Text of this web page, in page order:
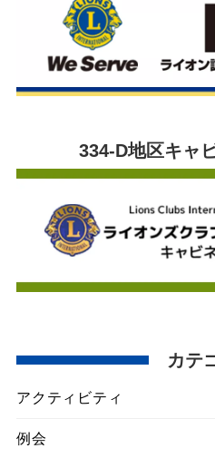
334-D地区キャ
カテ
アクティビティ
例会